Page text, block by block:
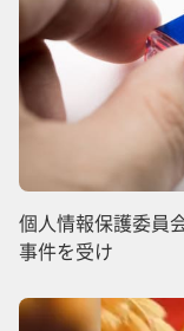
個人情報保護委員
事件を受け